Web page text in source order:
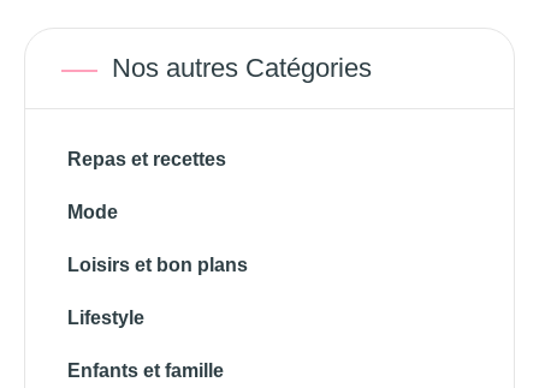
Nos autres Catégories
Repas et recettes
Mode
Loisirs et bon plans
Lifestyle
Enfants et famille